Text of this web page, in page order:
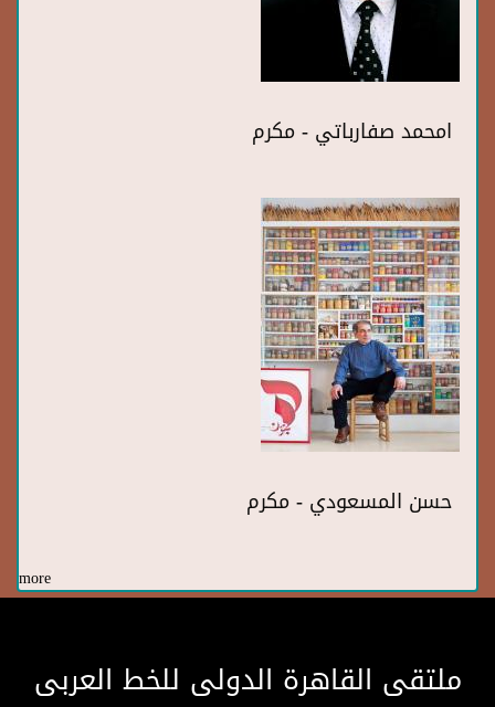
امحمد صفارباتي - مكرم
حسن المسعودي - مكرم
more
ملتقى القاهرة الدولى للخط العربى